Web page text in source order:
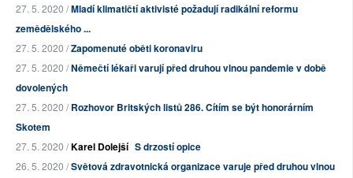
27. 5. 2020 /Mladí klimatičtí aktivisté požadují radikální reformu
zemědělského ...
27. 5. 2020 /Zapomenuté oběti koronaviru
27. 5. 2020 /Němečtí lékaři varují před druhou vlnou pandemie v době
dovolených
27. 5. 2020 /Rozhovor Britských listů 286. Cítím se být honorárním
Skotem
27. 5. 2020 /Karel Dolejší S drzostí opice
26. 5. 2020 /Světová zdravotnická organizace varuje před druhou vlnou